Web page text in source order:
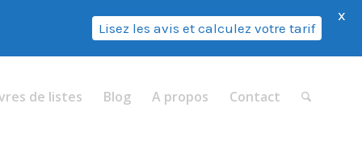
de listes Blog A propos Contact
Lisez les avis et calculez votre tarif
X